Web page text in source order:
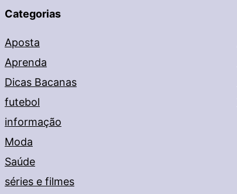
Categorias
Aposta
Aprenda
Dicas Bacanas
futebol
informação
Moda
Saúde
séries e filmes